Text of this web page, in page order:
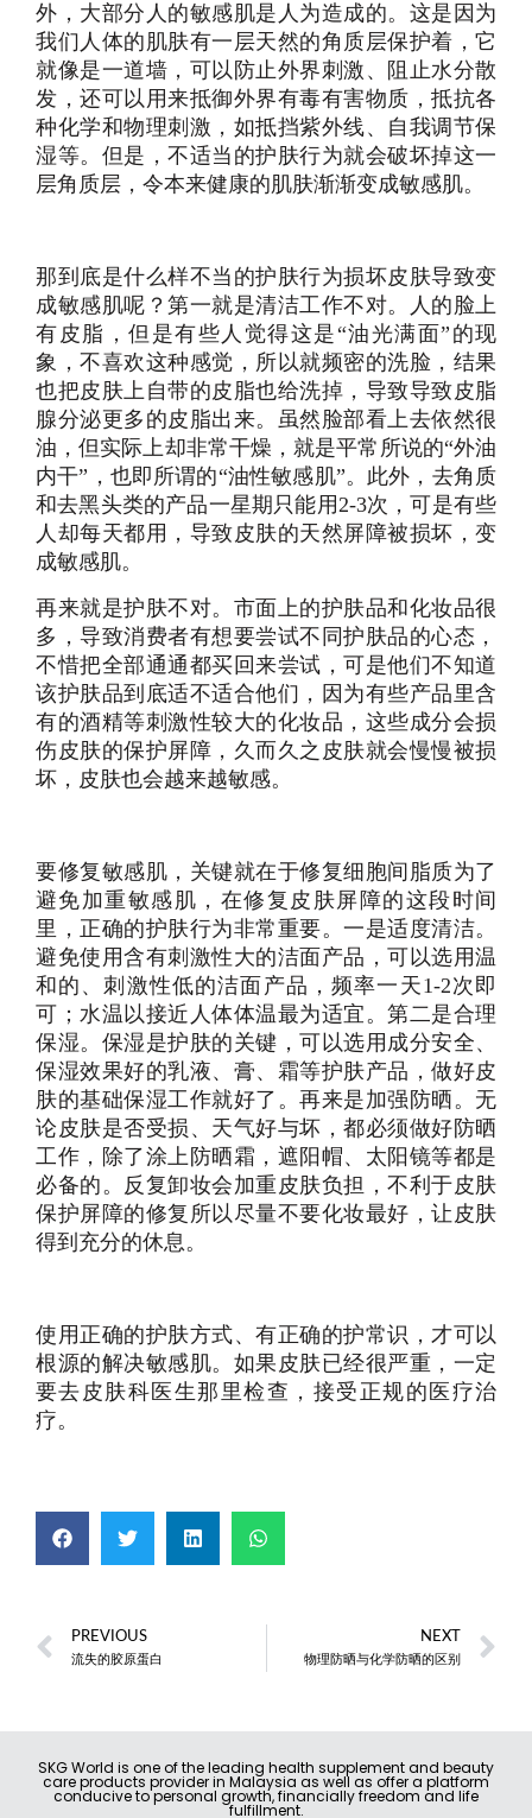
外，大部分人的敏感肌是人为造成的。这是因为
我们人体的肌肤有一层天然的角质层保护着，它
就像是一道墙，可以 防止外界刺激、阻止水分散
发，还可以用来抵御外界有毒有害物质，抵抗各
种化学和物理刺激，如抵挡紫外线、自我调节保
湿等。但是，不适当的护肤行为就会破坏掉这一
层角质层，令本来健康的肌肤渐渐变成敏感肌。
那到底是什么样不当的护肤行为损坏皮肤导致变
成敏感肌呢？第一就是清洁工作不对。人的脸上
有皮脂，但是有些人觉得这是“油光满面”的现
象，不喜欢这种感觉，所以就频密的洗脸，结果
也把皮肤上自带的皮脂也给洗掉，导致导致皮脂
腺分泌更多的皮脂出来。虽然脸部看上去依然很
油，但实际上却非常干燥，就是平常所说的“外油
内干”，也即所谓的“油性敏感肌”。此外，去角质
和去黑头类的产品一星期只能用2-3次，可是有些
人却每天都用，导致皮肤的天然屏障被损坏，变
成敏感肌。
再来就是护肤不对。市面上的护肤品和化妆品很
多，导致消费者有想要尝试不同护肤品的心态，
不惜把全部通通都买回来尝试，可是他们不知道
该护肤品到底适不适合他们，因为有些产品里含
有的酒精等刺激性较大的化妆品，这些成分会损
伤皮肤的保护屏障，久而久之皮肤就会慢慢被损
坏，皮肤也会越来越敏感。
要修复敏感肌，关键就在于修复细胞间脂质为了
避免加重敏感肌，在修复皮肤屏障的这段时间
里，正确的护肤行为非常重要。一是适度清洁。
避免使用含有刺激性大的洁面产品，可以选用温
和的、刺激性低的洁面产品，频率一天1-2次即
可；水温以接近人体体温最为适宜。第二是合理
保湿。保湿是护肤的关键，可以选用成分安全、
保湿效果好的乳液、膏、霜等护肤产品，做好皮
肤的基础保湿工作就好了。再来是加强防晒。无
论皮肤是否受损、天气好与坏，都必须做好防晒
工作，除了涂上防晒霜，遮阳帽、太阳镜等都是
必备的。反复卸妆会加重皮肤负担，不利于皮肤
保护屏障的修复所以尽量不要化妆最好，让皮肤
得到充分的休息。
使用正确的护肤方式、有正确的护常识，才可以
根源的解决敏感肌。如果皮肤已经很严重，一定
要去皮肤科医生那里检查，接受正规的医疗治
疗。
PREVIOUS
流失的胶原蛋白
NEXT
物理防晒与化学防晒的区别
SKG World is one of the leading health supplement and beauty
care products provider in Malaysia as well as offer a platform
conducive to personal growth, financially freedom and life
fulfillment.